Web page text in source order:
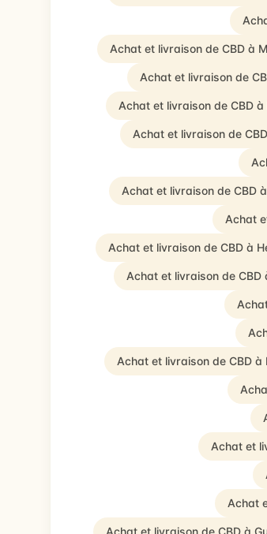
Achat et livraison de CBD à
Achat et livraison de
Achat et livraison de CBD
Achat et livraison de
Achat et livraison de CBD
Achat
Achat et livraison de CBD à
Achat et livraison de CBD
Achat et livraison de CBD
Achat et
Achat
Achat et livraison de CBD à